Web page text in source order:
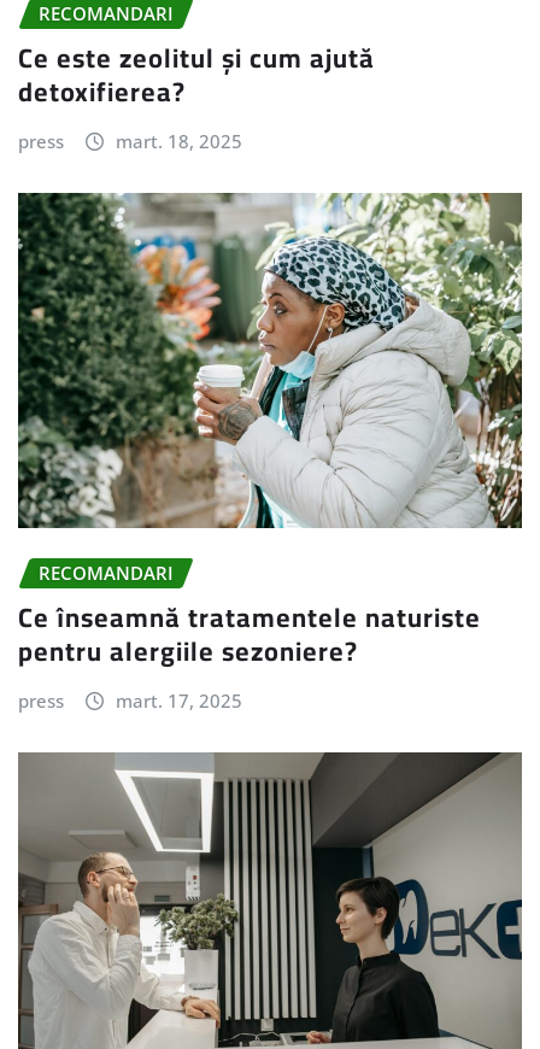
RECOMANDARI
Ce este zeolitul și cum ajută
detoxifierea?
press mart. 18, 2025
RECOMANDARI
Ce înseamnă tratamentele naturiste
pentru alergiile sezoniere?
press mart. 17, 2025